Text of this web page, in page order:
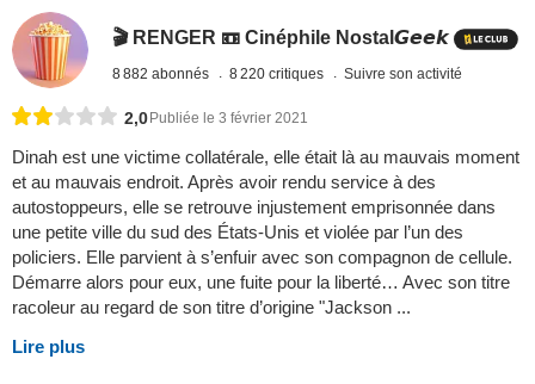
🎬 RENGER 📼 Cinéphile Nostal𝙂𝙚𝙚𝙠
8 882 abonnés 8 220 critiques Suivre son activité
2,0 Publiée le 3 février 2021
Dinah est une victime collatérale, elle était là au mauvais moment
et au mauvais endroit. Après avoir rendu service à des
autostoppeurs, elle se retrouve injustement emprisonnée dans
une petite ville du sud des États-Unis et violée par l’un des
policiers. Elle parvient à s’enfuir avec son compagnon de cellule.
Démarre alors pour eux, une fuite pour la liberté… Avec son titre
racoleur au regard de son titre d’origine "Jackson ...
Lire plus